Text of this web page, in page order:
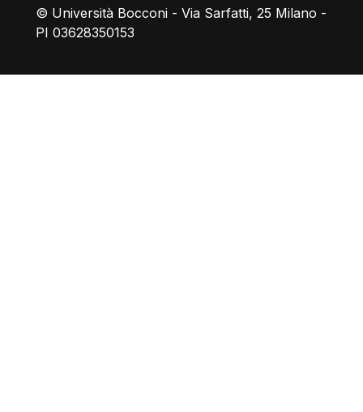
© Università Bocconi - Via Sarfatti, 25 Milano -
PI 03628350153